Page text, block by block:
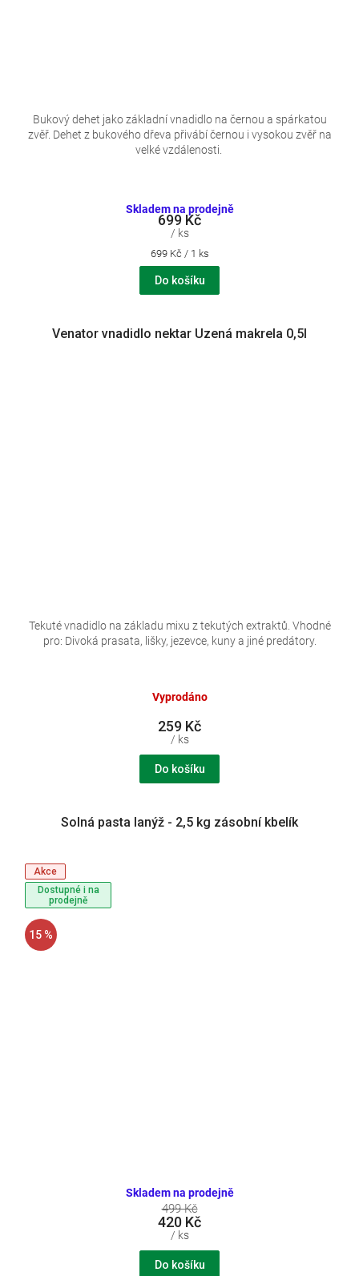
Skladem na prodejně
699 Kč
/ ks
Měrná
cena:
699 Kč / 1 ks
Do košíku
Bukový dehet jako základní vnadidlo na černou a spárkatou
zvěř. Dehet z bukového dřeva přivábí černou i vysokou zvěř na
velké vzdálenosti.
Venator vnadidlo nektar Uzená makrela 0,5l
Vyprodáno
259 Kč
/ ks
Do košíku
Tekuté vnadidlo na základu mixu z tekutých extraktů. Vhodné
pro: Divoká prasata, lišky, jezevce, kuny a jiné predátory.
Akce
Dostupné i na
prodejně
15 %
Solná pasta lanýž - 2,5 kg zásobní kbelík
Skladem na prodejně
499 Kč
420 Kč
/ ks
Do košíku